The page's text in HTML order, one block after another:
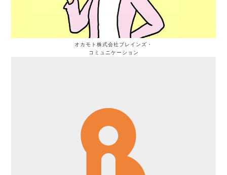
オカモト 株式会社ブレインズ・
コミュニケーション